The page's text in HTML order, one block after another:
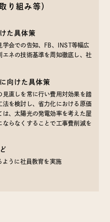
り組み等）
た具体策
学会での告知、FB、INST等幅広
エネの技術基準を周知徹底し、社
向けた具体策
見直しを常に行い費用対効果を踏
法を検討し、省力化における原価
は、太陽光の発電効率を考えた屋
らなくすることで工事費削減を
ように社員教育を実施